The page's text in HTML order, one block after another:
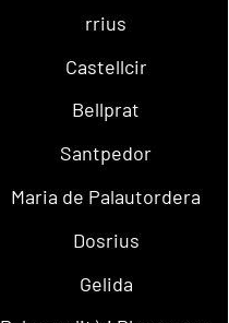
rrius
Castellcir
Bellprat
Santpedor
Maria de Palautordera
Dosrius
Gelida